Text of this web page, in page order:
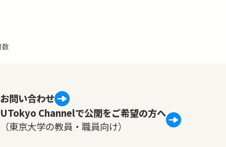
お問い合わせ
UTokyo Channelで公開をご希望の方へ
（東京大学の教員・職員向け）